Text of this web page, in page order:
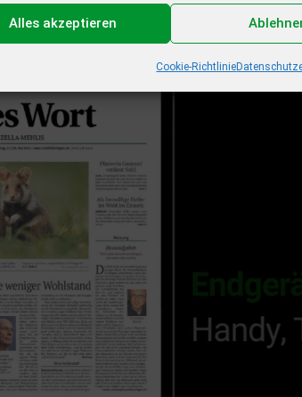
Alles akzeptieren
Cookie-Richtlinie